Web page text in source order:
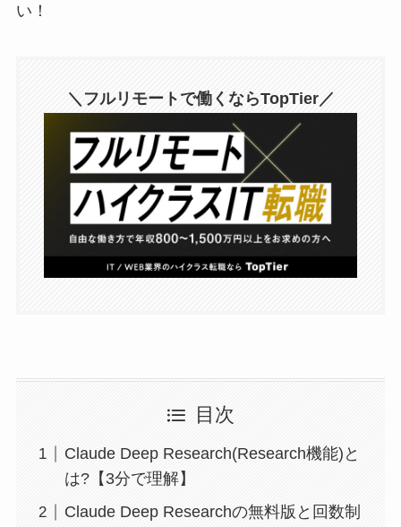
い！
＼フルリモートで働くならTopTier／
目次
Claude Deep Research(Research機能)と
は?【3分で理解】
Claude Deep Researchの無料版と回数制